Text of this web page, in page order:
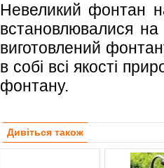
Невеликий фонтан
встановлювалися
виготовлений
в собі всі якості
фонтану.
Дивіться також